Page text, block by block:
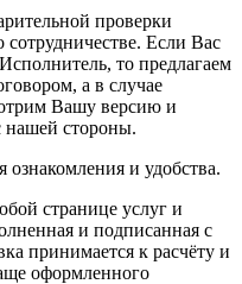
проверки
Если Вас
то предлагаем
а в случае
Вашу версию и
нашей стороны.
и удобства.
странице услуг и
и подписанная с
принимается к расчёту и
оформленного